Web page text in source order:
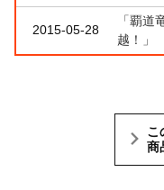
2015-05-28
「覇道
越！」
こ
商